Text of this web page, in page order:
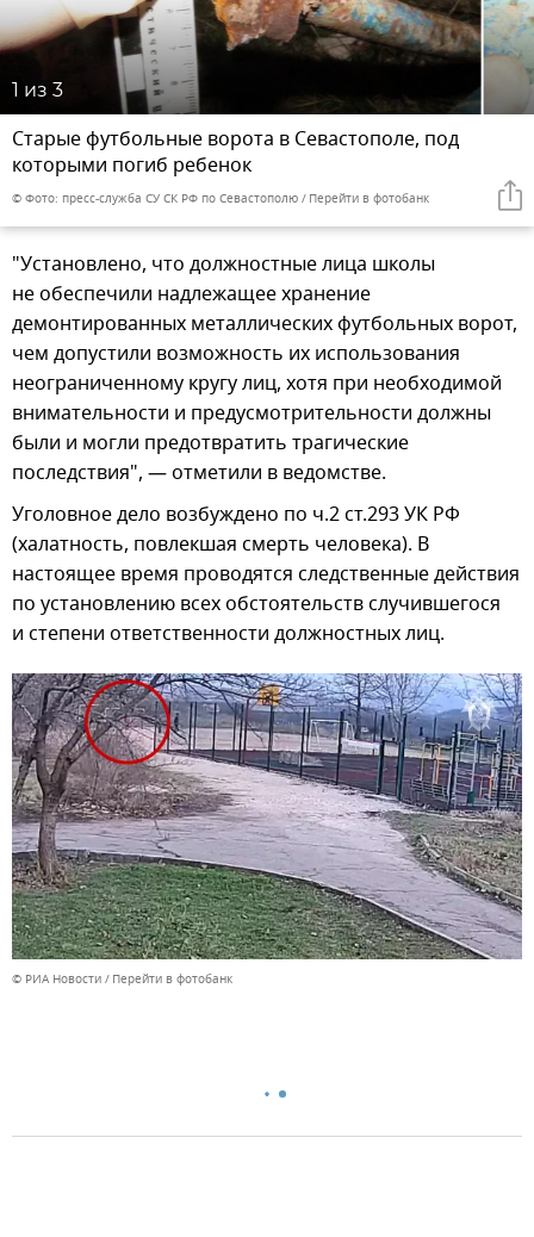
1 из 3
Старые футбольные ворота в Севастополе, под
которыми погиб ребенок
© Фото: пресс-служба СУ СК РФ по Севастополю Перейти в фотобанк
"Установлено, что должностные лица школы
не обеспечили надлежащее хранение
демонтированных металлических футбольных ворот,
чем допустили возможность их использования
неограниченному кругу лиц, хотя при необходимой
внимательности и предусмотрительности должны
были и могли предотвратить трагические
последствия", — отметили в ведомстве.
Уголовное дело возбуждено по ч.2 ст.293 УК РФ
(халатность, повлекшая смерть человека). В
настоящее время проводятся следственные действия
по установлению всех обстоятельств случившегося
и степени ответственности должностных лиц.
© РИА Новости Перейти в фотобанк